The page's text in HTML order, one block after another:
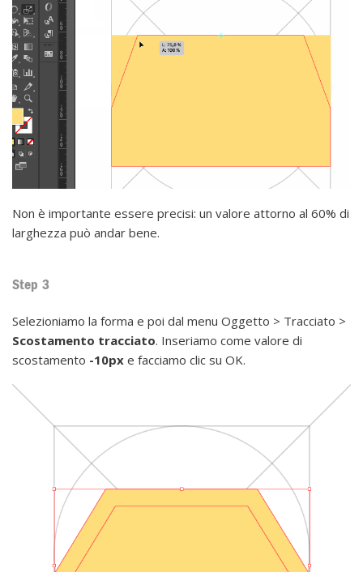
Non è importante essere precisi: un valore attorno al 60% di
larghezza può andar bene.
Step 3
Selezioniamo la forma e poi dal menu Oggetto > Tracciato >
Scostamento tracciato. Inseriamo come valore di
scostamento -10px e facciamo clic su OK.